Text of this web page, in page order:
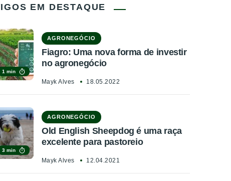
EM DESTAQUE
1 min
AGRONEGÓCIO
Fiagro: Uma nova forma de investir
no agronegócio
Mayk Alves 18.05.2022
3 min
AGRONEGÓCIO
Old English Sheepdog é uma raça
excelente para pastoreio
Mayk Alves 12.04.2021